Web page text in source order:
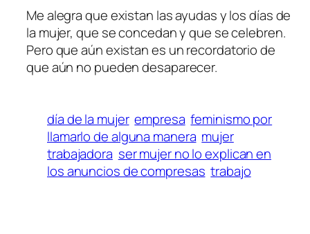
Me alegra que existan las ayudas y los días de
la mujer, que se concedan y que se celebren.
Pero queaúnexistan es un recordatorio de
queaún no pueden desaparecer.
día de la mujer empresa feminismo por
llamarlo de alguna manera mujer
trabajadora ser mujer no lo explican en
los anuncios de compresas trabajo